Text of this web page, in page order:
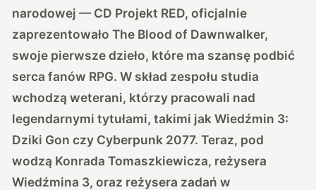
narodowej — CD Projekt RED, oficjalnie
zaprezentowało The Blood of Dawnwalker,
swoje pierwsze dzieło, które ma szansę podbić
serca fanów RPG. W skład zespołu studia
wchodzą weterani, którzy pracowali nad
legendarnymi tytułami, takimi jak Wiedźmin 3:
Dziki Gon czy Cyberpunk 2077. Teraz, pod
wodzą Konrada Tomaszkiewicza, reżysera
Wiedźmina 3, oraz reżysera zadań w